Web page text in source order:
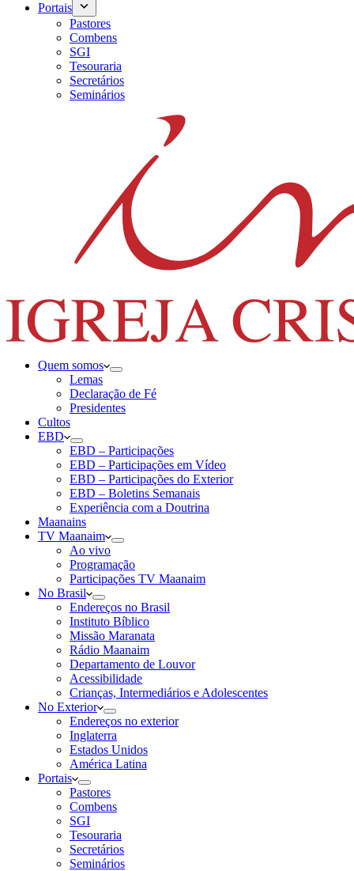
Portais
Pastores
Combens
SGI
Tesouraria
Secretários
Seminários
Quem somos
Lemas
Declaração de Fé
Presidentes
Cultos
EBD
EBD – Participações
EBD – Participações em Vídeo
EBD – Participações do Exterior
EBD – Boletins Semanais
Experiência com a Doutrina
Maanains
TV Maanaim
Ao vivo
Programação
Participações TV Maanaim
No Brasil
Endereços no Brasil
Instituto Bíblico
Missão Maranata
Rádio Maanaim
Departamento de Louvor
Acessibilidade
Crianças, Intermediários e Adolescentes
No Exterior
Endereços no exterior
Inglaterra
Estados Unidos
América Latina
Portais
Pastores
Combens
SGI
Tesouraria
Secretários
Seminários